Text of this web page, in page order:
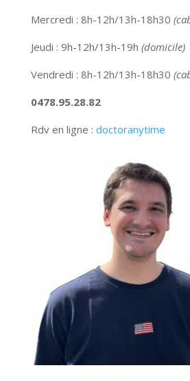
Mercredi : 8h-12h/13h-18h30
Jeudi : 9h-12h/13h-19h (domicile)
Vendredi : 8h-12h/13h-18h30
0478.95.28.82
Rdv en ligne : doctoranytime